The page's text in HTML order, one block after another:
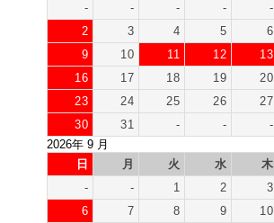
-
- - - -
2
3 4 5 6
9
10 11 12 13
16
17 18 19 20
23
24 25 26 27
30
31 - - -
2026年 9 月
日
月 火 水 木
-
- 1 2 3
6
7 8 9 10